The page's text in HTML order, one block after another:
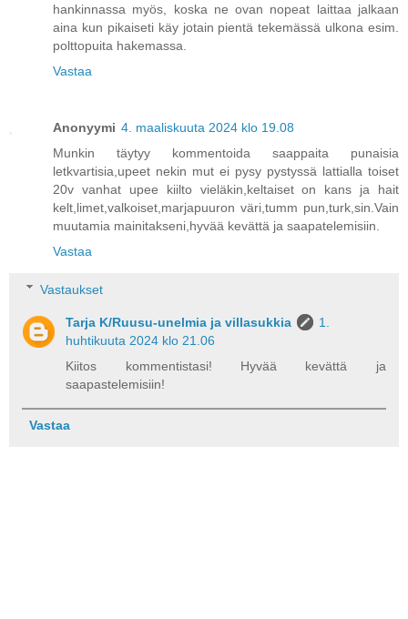
hankinnassa myös, koska ne ovan nopeat laittaa jalkaan
aina kun pikaiseti käy jotain pientä tekemässä ulkona esim.
polttopuita hakemassa.
Vastaa
Anonyymi 4. maaliskuuta 2024 klo 19.08
Munkin täytyy kommentoida saappaita punaisia
letkvartisia,upeet nekin mut ei pysy pystyssä lattialla toiset
20v vanhat upee kiilto vieläkin,keltaiset on kans ja hait
kelt,limet,valkoiset,marjapuuron väri,tumm pun,turk,sin.Vain
muutamia mainitakseni,hyvää kevättä ja saapatelemisiin.
Vastaa
Vastaukset
Tarja K/Ruusu-unelmia ja villasukkia
1.
huhtikuuta 2024 klo 21.06
Kiitos kommentistasi! Hyvää kevättä ja
saapastelemisiin!
Vastaa